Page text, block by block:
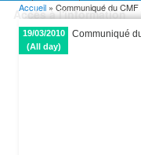
Accès à l'information
Vous êtes ici
Accueil » Communiqué du
19/03/2010
(All day)
Communiqué